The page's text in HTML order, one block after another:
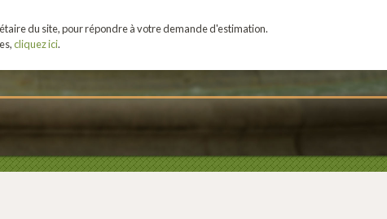
du site, pour répondre à votre demande d'estimation.
cliquez ici.